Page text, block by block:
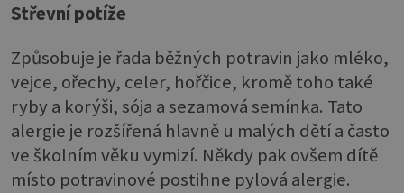
Střevní potíže
Způsobuje je řada běžných potravin jako mléko,
vejce, ořechy, celer, hořčice, kromě toho také
ryby a korýši, sója a sezamová semínka. Tato
alergie je rozšířená hlavně u malých dětí a často
ve školním věku vymizí. Někdy pak ovšem dítě
místo potravinové postihne pylová alergie.